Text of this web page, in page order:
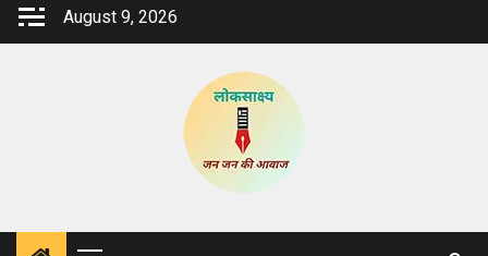
Skip
August 9, 2026